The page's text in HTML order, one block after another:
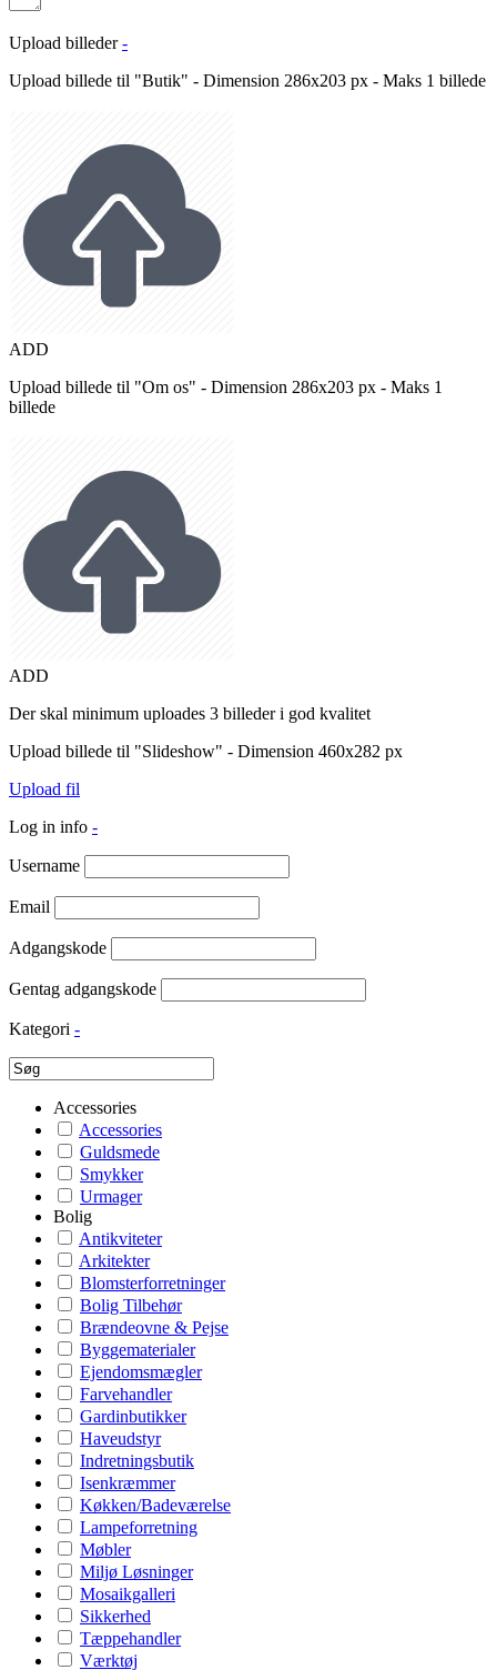
Upload billeder -
Upload billede til "Butik" - Dimension 286x203 px - Maks 1 billede
ADD
Upload billede til "Om os" - Dimension 286x203 px - Maks 1
billede
ADD
Der skal minimum uploades 3 billeder i god kvalitet
Upload billede til "Slideshow" - Dimension 460x282 px
Upload fil
Log in info -
Username
Email
Adgangskode
Gentag adgangskode
Kategori -
Accessories
Accessories
Guldsmede
Smykker
Urmager
Bolig
Antikviteter
Arkitekter
Blomsterforretninger
Bolig Tilbehør
Brændeovne & Pejse
Byggematerialer
Ejendomsmægler
Farvehandler
Gardinbutikker
Haveudstyr
Indretningsbutik
Isenkræmmer
Køkken/Badeværelse
Lampeforretning
Møbler
Miljø Løsninger
Mosaikgalleri
Sikkerhed
Tæppehandler
Værktøj